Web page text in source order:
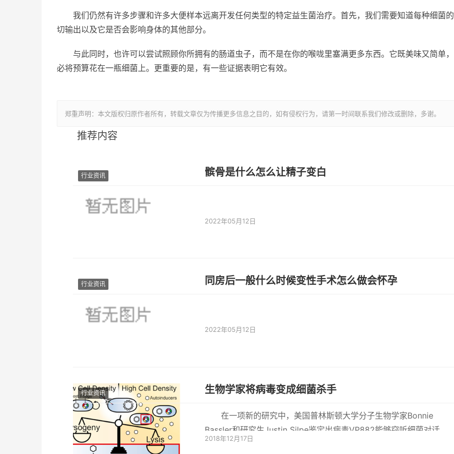
我们仍然有许多步骤和许多大便样本远离开发任何类型的特定益生菌治疗。首先，我们需要知道每种细菌
切输出以及它是否会影响身体的其他部分。
与此同时，也许可以尝试照顾你所拥有的肠道虫子，而不是在你的喉咙里塞满更多东西。它既美味又简单
必将预算花在一瓶细菌上。更重要的是，有一些证据表明它有效。
郑重声明：本文版权归原作者所有，转载文章仅为传播更多信息之目的，如有侵权行为，请第一时间联系我们修改或删除，多谢。
推荐内容
行业资讯 髌骨是什么怎么让精子变白
2022年05月12日
行业资讯 同房后一般什么时候变性手术怎么做会怀孕
2022年05月12日
行业资讯 生物学家将病毒变成细菌杀手
在一项新的研究中，美国普林斯顿大学分子生物学家Bonnie
Bassler和研究生Justin Silpe鉴定出病毒VP882能够窃听细菌对话，
随后有点像间谍
2018年12月17日